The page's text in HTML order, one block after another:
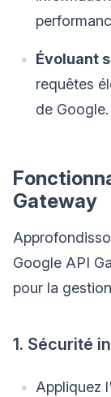
Évoluant
requêtes
de Google.
Gateway
Google API
pour la
1. Sécurité
Appliquez